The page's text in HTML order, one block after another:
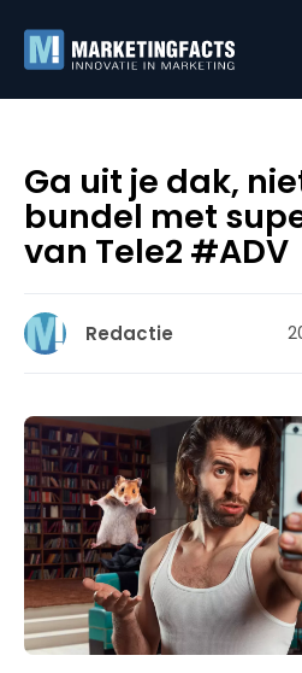
Ga uit je dak,
bundel met
van Tele2 #ADV
Redactie